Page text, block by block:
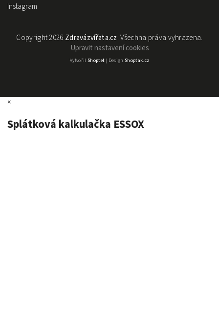
Instagram
Copyright 2026 Zdravázvířata.cz. Všechna práva vyhrazena.
Upravit nastavení cookies
Vytvořil Shoptet| Design Shoptak.cz
×
Splátková kalkulačka ESSOX